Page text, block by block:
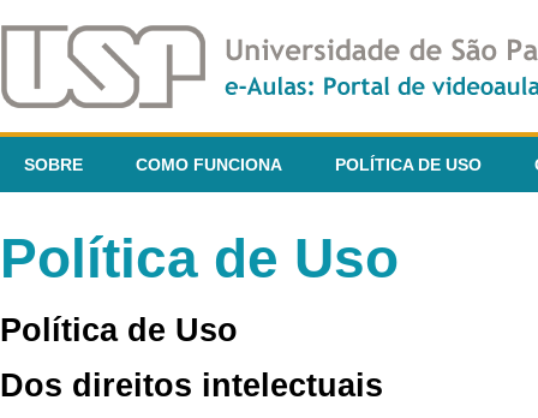
SOBRE COMO FUNCIONA POLÍTICA DE USO
Política de Uso
Política de Uso
Dos direitos intelectuais